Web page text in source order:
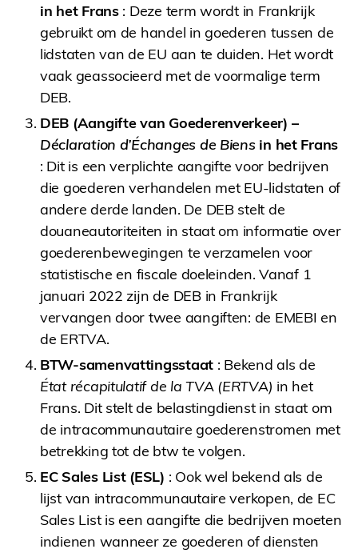
in het Frans: Deze term wordt in Frankrijk
gebruikt om de handel in goederen tussen de
lidstaten van de EU aan te duiden. Het wordt
vaak geassocieerd met de voormalige term
DEB.
DEB (Aangifte van Goederenverkeer) –
Déclaration d’Échanges de Biens in het Frans
: Dit is een verplichte aangifte voor bedrijven
die goederen verhandelen met EU-lidstaten of
andere derde landen. De DEB stelt de
douaneautoriteiten in staat om informatie over
goederenbewegingen te verzamelen voor
statistische en fiscale doeleinden. Vanaf 1
januari 2022 zijn de DEB in Frankrijk
vervangen door twee aangiften: de EMEBI en
de ERTVA.
BTW-samenvattingsstaat : Bekend als de
État récapitulatif de la TVA (ERTVA) in het
Frans. Dit stelt de belastingdienst in staat om
de intracommunautaire goederenstromen met
betrekking tot de btw te volgen.
EC Sales List (ESL) : Ook wel bekend als de
lijst van intracommunautaire verkopen, de EC
Sales List is een aangifte die bedrijven moeten
indienen wanneer ze goederen of diensten